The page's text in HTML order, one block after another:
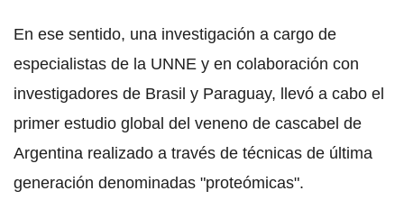
En ese sentido, una investigación a cargo de
especialistas de la UNNE y en colaboración con
investigadores de Brasil y Paraguay, llevó a cabo el
primer estudio global del veneno de cascabel de
Argentina realizado a través de técnicas de última
generación denominadas "proteómicas".